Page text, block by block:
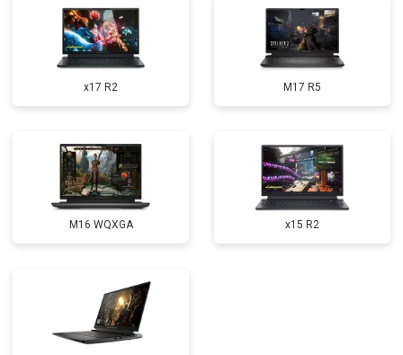
Замена оперативной памяти от 1100 ₽ Заказать
Прошивка BIOS от 1500 ₽ Заказать
Замена северного моста от 3500 ₽
x17 R2 M17 R5
M16 WQXGA x15 R2